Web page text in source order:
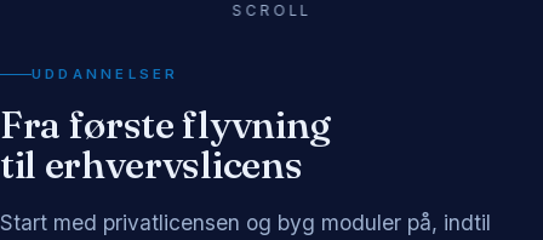
SCROLL
UDDANNELSER
Fra første flyvning
til erhvervslicens
Start med privatlicensen og byg moduler på, indtil